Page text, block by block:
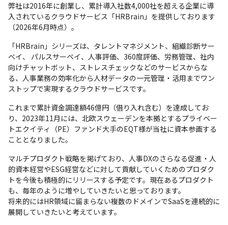
弊社は2016年に創業し、累計導入社数4,000社を超える企業に導
入されているクラウドサービス「HRBrain」を提供しております
（2026年6月時点）。
「HRBrain」シリーズは、タレントマネジメント、組織診断サー
ベイ、 パルスサーベイ、人事評価、360度評価、労務管理、社内
向けチャットボット、ストレスチェックなどのサービスからな
る、人事業務の効率化から人材データの一元管理・活用までワン
ストップで実現するクラウドサービスです。
これまで累計資金調達額46億円（借り入れ含む）を達成してお
り、2023年11月には、北欧スウェーデンを本拠とするプライベー
トエクイティ（PE）ファンド大手のEQT様が当社に資本参画する
こととなりました。
マルチプロダクト戦略を掲げており、人事DXのさらなる促進・人
的資本経営やESG経営などに対して貢献していくためのプロダク
トを今後も積極的にリリースする予定です。現在あるプロダクト
も、毎年のように増やしていきたいと思っております。
将来的にはHR領域に留まらない複数のドメインでSaaSを連続的に
展開していきたいと考えています。